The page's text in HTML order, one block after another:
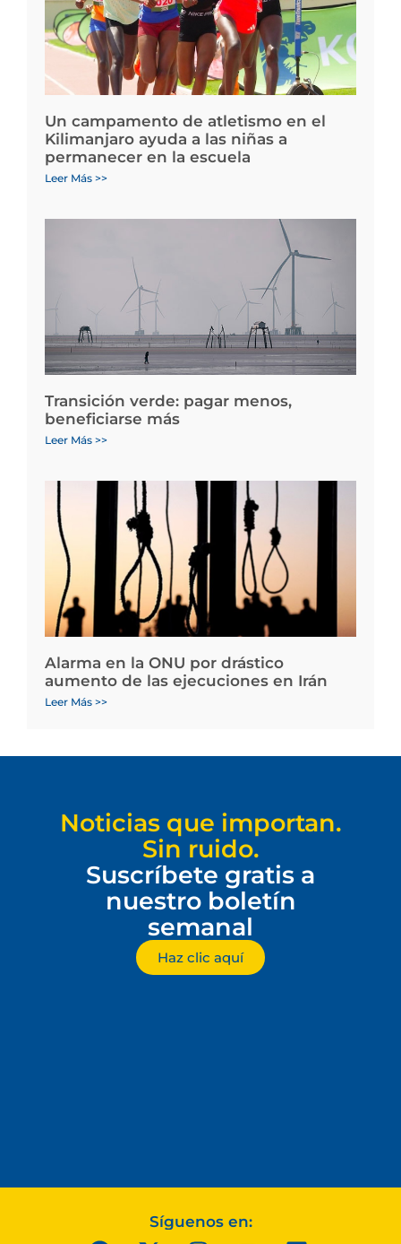
Un campamento de atletismo en el
Kilimanjaro ayuda a las niñas a
permanecer en la escuela
Leer Más >>
Transición verde: pagar menos,
beneficiarse más
Leer Más >>
Alarma en la ONU por drástico
aumento de las ejecuciones en Irán
Leer Más >>
Noticias que importan.
Sin ruido.
Suscríbete gratis a
nuestro boletín
semanal
Haz clic aquí
Síguenos en: